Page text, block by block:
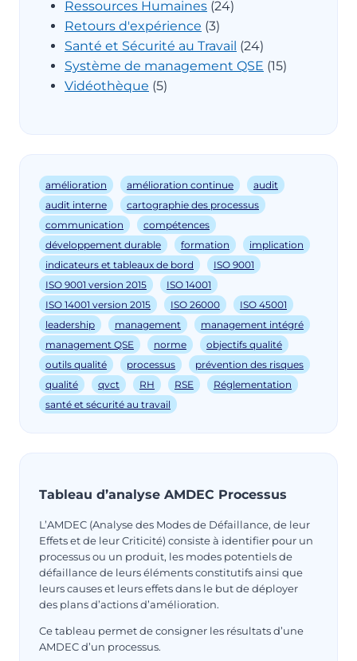
Ressources Humaines (24)
Retours d'expérience (3)
Santé et Sécurité au Travail (24)
Système de management QSE (15)
Vidéothèque (5)
amélioration amélioration continue
audit
audit interne
cartographie des processus
communication
compétences
développement durable
formation
implication
indicateurs et tableaux de bord
ISO 9001
ISO 9001 version 2015
ISO 14001
ISO 14001 version 2015
ISO 26000
ISO 45001
leadership
management
management intégré
management QSE
norme
objectifs qualité
outils qualité
processus
prévention des risques
qualité
qvct RH RSE
Réglementation
santé et sécurité au travail
Tableau d’analyse AMDEC Processus
L’AMDEC (Analyse des Modes de Défaillance, de leur
Effets et de leur Criticité) consiste à identifier pour un
processus ou un produit, les modes potentiels de
défaillance de leurs éléments constitutifs ainsi que
leurs causes et leurs effets dans le but de déployer
des plans d’actions d’amélioration.
Ce tableau permet de consigner les résultats d’une
AMDEC d’un processus.